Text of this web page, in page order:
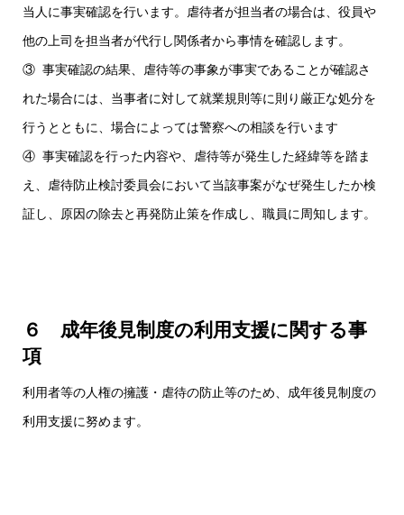
当人に事実確認を行います。虐待者が担当者の場合は、役員や
他の上司を担当者が代行し関係者から事情を確認します。
③ 事実確認の結果、虐待等の事象が事実であることが確認さ
れた場合には、当事者に対して就業規則等に則り厳正な処分を
行うとともに、場合によっては警察への相談を行います
④ 事実確認を行った内容や、虐待等が発生した経緯等を踏ま
え、虐待防止検討委員会において当該事案がなぜ発生したか検
証し、原因の除去と再発防止策を作成し、職員に周知します。
６ 成年後見制度の利用支援に関する事
項
利用者等の人権の擁護・虐待の防止等のため、成年後見制度の
利用支援に努めます。